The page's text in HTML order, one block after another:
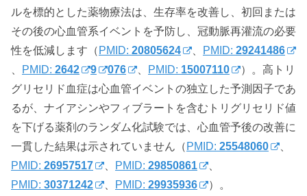
ルを標的とした薬物療法は、生存率を改善し、初回または
その後の心血管系イベントを予防し、冠動脈再灌流の必要
性を低減します（ PMID: 20805624 PMID: 29241486
PMID: 2642 9 076 PMID: 15007110
）。高トリ
グリセリド血症は心血管イベントの独立した予測因子であ
るが、ナイアシンやフィブラートを含むトリグリセリド値
を下げる薬剤のランダム化試験では、心血管予後の改善に
一貫した結果は示されていません（ PMID: 25548060
PMID: 26957517 PMID: 29850861
PMID: 30371242 PMID: 29935936 ）。